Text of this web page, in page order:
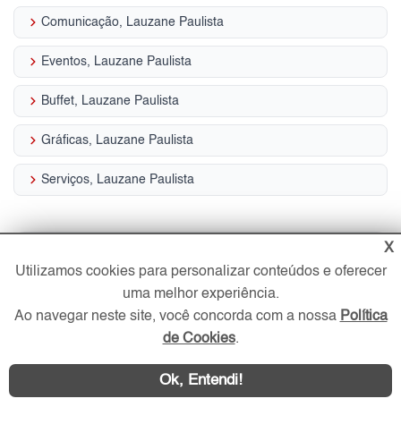
keyboard_arrow_right Comunicação, Lauzane Paulista
keyboard_arrow_right Eventos, Lauzane Paulista
keyboard_arrow_right Buffet, Lauzane Paulista
keyboard_arrow_right Gráficas, Lauzane Paulista
keyboard_arrow_right Serviços, Lauzane Paulista
Lauzane Paulista cresce e se
torna um dos bairros mais
valorizados
X
Utilizamos cookies para personalizar conteúdos e oferecer
uma melhor experiência.
Ao navegar neste site, você concorda com a nossa Política
de Cookies.
Ok, Entendi!